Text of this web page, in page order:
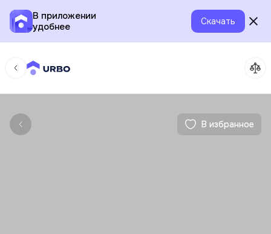
В приложении
удобнее
Скачать
В избранное